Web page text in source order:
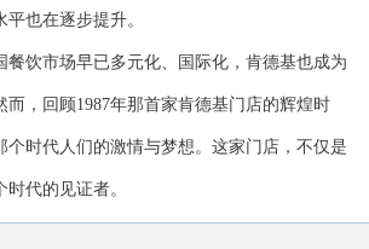
也在逐步提升。
餐饮市场早已多元化、国际化，肯德基也成为
而，回顾1987年那首家肯德基门店的辉煌时
个时代人们的激情与梦想。这家门店，不仅是
代的见证者。